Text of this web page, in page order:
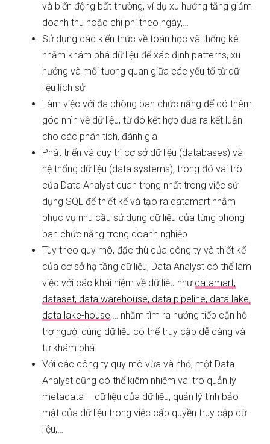
và biến động bất thường, ví dụ xu hướng tăng giảm
doanh thu hoặc chi phí theo ngày,…
Sử dụng các kiến thức về toán học và thống kê
nhằm khám phá dữ liệu để xác định patterns, xu
hướng và mối tương quan giữa các yếu tố từ dữ
liệu lịch sử
Làm việc với đa phòng ban chức năng để có thêm
góc nhìn về dữ liệu, từ đó kết hợp đưa ra kết luận
cho các phân tích, đánh giá
Phát triển và duy trì cơ sở dữ liệu (databases) và
hệ thống dữ liệu (data systems), trong đó vai trò
của Data Analyst quan trọng nhất trong việc sử
dụng SQL để thiết kế và tạo ra datamart nhằm
phục vụ nhu cầu sử dụng dữ liệu của từng phòng
ban chức năng trong doanh nghiệp
Tùy theo quy mô, đặc thù của công ty và thiết kế
của cơ sở hạ tầng dữ liệu, Data Analyst có thể làm
việc với các khái niệm về dữ liệu như datamart,
dataset, data warehouse, data pipeline, data lake,
data lake-house,… nhằm tìm ra hướng tiếp cận hỗ
trợ người dùng dữ liệu có thể truy cập dễ dàng và
tự khám phá.
Với các công ty quy mô vừa và nhỏ, một Data
Analyst cũng có thể kiêm nhiệm vai trò quản lý
metadata – dữ liệu của dữ liệu, quản lý tính bảo
mật của dữ liệu trong việc cấp quyền truy cập dữ
liệu,…